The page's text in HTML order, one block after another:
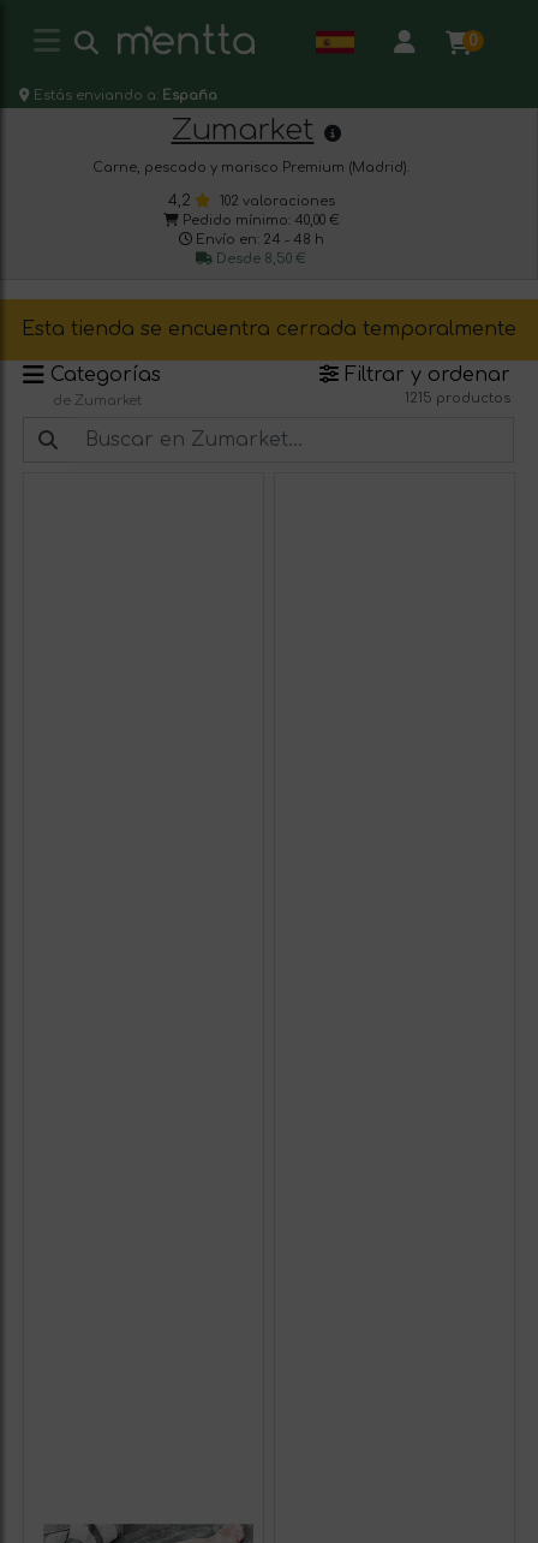
0
Estás enviando a: España
Zumarket
Carne, pescado y marisco Premium (Madrid).
4,2
102 valoraciones
Pedido mínimo: 40,00 €
Envío en: 24 - 48 h
Desde 8,50 €
Esta tienda se encuentra cerrada temporalmente
Categorías
de Zumarket
Filtrar y ordenar
1215 productos